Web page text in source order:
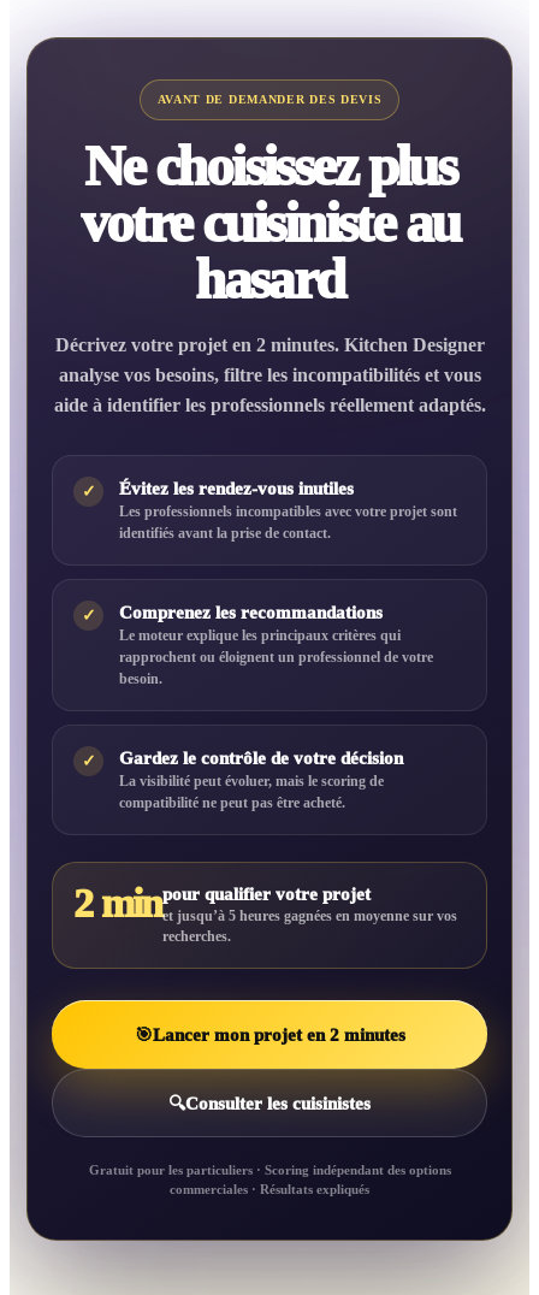
AVANT DE DEMANDER DES DEVIS
Ne choisissez plus
votre cuisiniste au
hasard
Décrivez votre projet en 2 minutes. Kitchen Designer
analyse vos besoins, filtre les incompatibilités et vous
aide à identifier les professionnels réellement adaptés.
✓ Évitez les rendez-vous inutiles
Les professionnels incompatibles avec votre projet sont
identifiés avant la prise de contact.
✓ Comprenez les recommandations
Le moteur explique les principaux critères qui
rapprochent ou éloignent un professionnel de votre
besoin.
✓ Gardez le contrôle de votre décision
La visibilité peut évoluer, mais le scoring de
compatibilité ne peut pas être acheté.
2 minpour qualifier votre projet
et jusqu’à 5 heures gagnées en moyenne sur vos
recherches.
🎯Lancer mon projet en 2 minutes
🔍Consulter les cuisinistes
Gratuit pour les particuliers · Scoring indépendant des options
commerciales · Résultats expliqués